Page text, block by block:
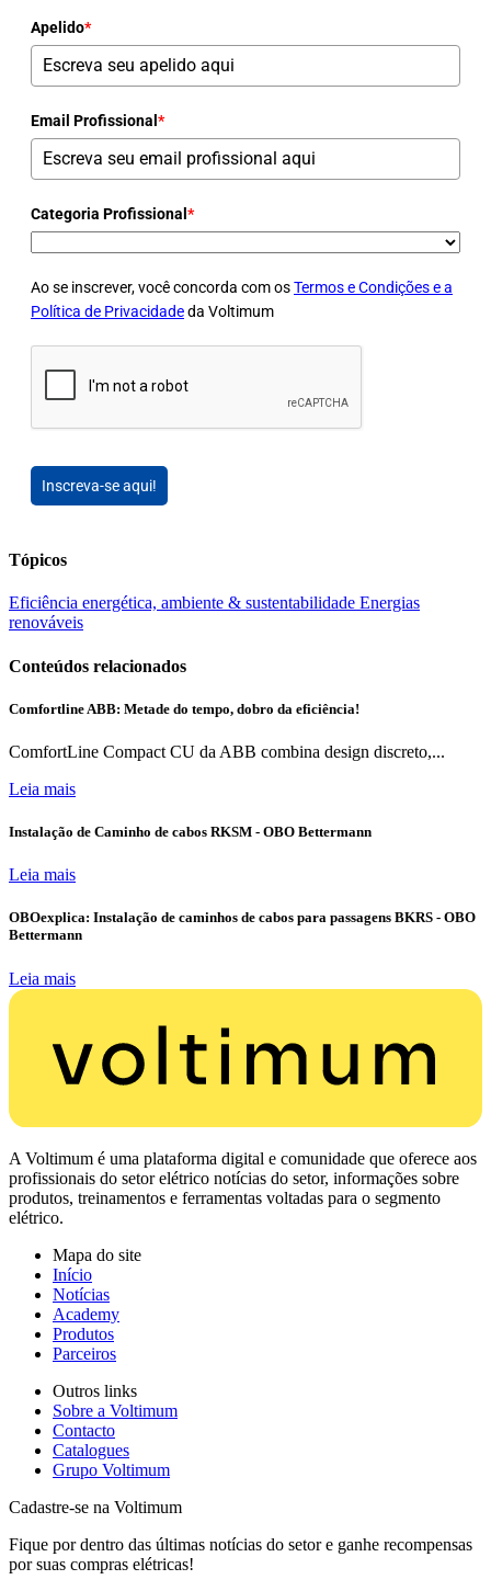
Apelido*
Email Profissional *
Categoria Profissional *
Ao se inscrever, você concorda com osTermos e Condições e a
Política de Privacidadeda Voltimum
Inscreva-se aqui!
Tópicos
Eficiência energética, ambiente & sustentabilidade Energias
renováveis
Conteúdos relacionados
Comfortline ABB: Metade do tempo, dobro da eficiência!
ComfortLine Compact CU da ABB combina design discreto,...
Leia mais
Instalação de Caminho de cabos RKSM - OBO Bettermann
Leia mais
OBOexplica: Instalação de caminhos de cabos para passagens BKRS - OBO
Bettermann
Leia mais
A Voltimum é uma plataforma digital e comunidade que oferece aos
profissionais do setor elétrico notícias do setor, informações sobre
produtos, treinamentos e ferramentas voltadas para o segmento
elétrico.
Mapa do site
Início
Notícias
Academy
Produtos
Parceiros
Outros links
Sobre a Voltimum
Contacto
Catalogues
Grupo Voltimum
Cadastre-se na Voltimum
Fique por dentro das últimas notícias do setor e ganhe recompensas
por suas compras elétricas!